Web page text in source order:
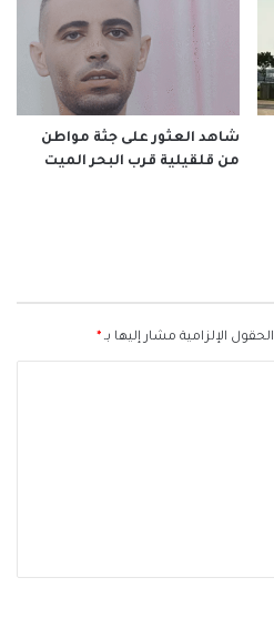
شاهد العثور على جثة مواطن
من قلقيلية قرب البحر الميت
الحقول الإلزامية مشار إليها بـ *